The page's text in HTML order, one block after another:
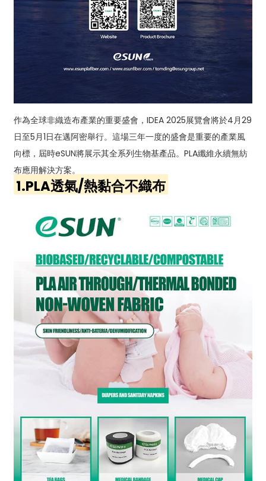
作為全球非織造布產業的重要盛會，IDEA 2025展覽會將於4月29
日至5月1日在邁阿密舉行。這場三年一度的盛會是重要的產業風
向標，屆時eSUN將展示其全系列生物基產品。 PLA纖維永續無紡
布應用解決方案。
1.PLA透氣/熱黏合不織布